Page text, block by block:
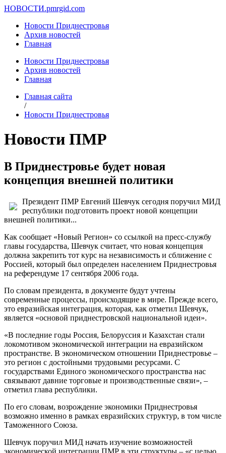
НОВОСТИ.pmrgid.com
Новости Приднестровья
Архив новостей
Главная
Новости Приднестровья
Архив новостей
Главная
Главная сайта
/
Новости Приднестровья
Новости ПМР
В Приднестровье будет новая
концепция внешней политики
Президент ПМР Евгений Шевчук сегодня поручил МИД
республики подготовить проект новой концепции
внешней политики...
Как сообщает «Новый Регион» со ссылкой на пресс-службу
главы государства, Шевчук считает, что новая концепция
должна закрепить тот курс на независимость и сближение с
Россией, который был определен населением Приднестровья
на референдуме 17 сентября 2006 года.
По словам президента, в документе будут учтены
современные процессы, происходящие в мире. Прежде всего,
это евразийская интеграция, которая, как отметил Шевчук,
является «основой приднестровской национальной идеи».
«В последние годы Россия, Белоруссия и Казахстан стали
локомотивом экономической интеграции на евразийском
пространстве. В экономическом отношении Приднестровье –
это регион с достойными трудовыми ресурсами. С
государствами Единого экономического пространства нас
связывают давние торговые и производственные связи», –
отметил глава республики.
По его словам, возрождение экономики Приднестровья
возможно именно в рамках евразийских структур, в том числе
Таможенного Союза.
Шевчук поручил МИД начать изучение возможностей
экономической интеграции ПМР в эти структуры – «с целью